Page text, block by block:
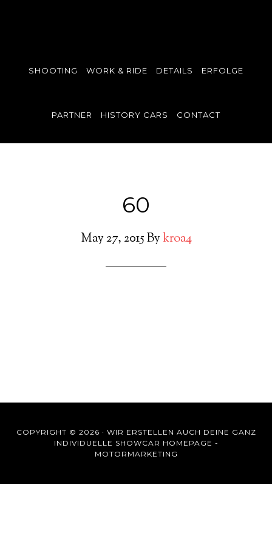
SHOOTING WORK & RIDE DETAILS ERFOLGE
PARTNER HISTORY CARS CONTACT
60
May 27, 2015Bykroa4
COPYRIGHT © 2026 · WIR ERSTELLEN AUCH DEINE GANZ
INDIVIDUELLE SHOWCAR HOMEPAGE -
MOTORMARKETING